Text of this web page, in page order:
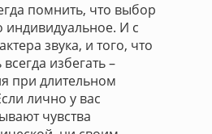
помнить, что выбор
индивидуальное. И с
звука, и того, что
избегать –
при длительном
лично у вас
чувства